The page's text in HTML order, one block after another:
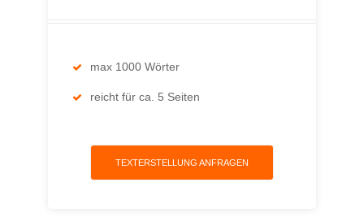
max 1000 Wörter
reicht für ca. 5 Seiten
TEXTERSTELLUNG ANFRAGEN